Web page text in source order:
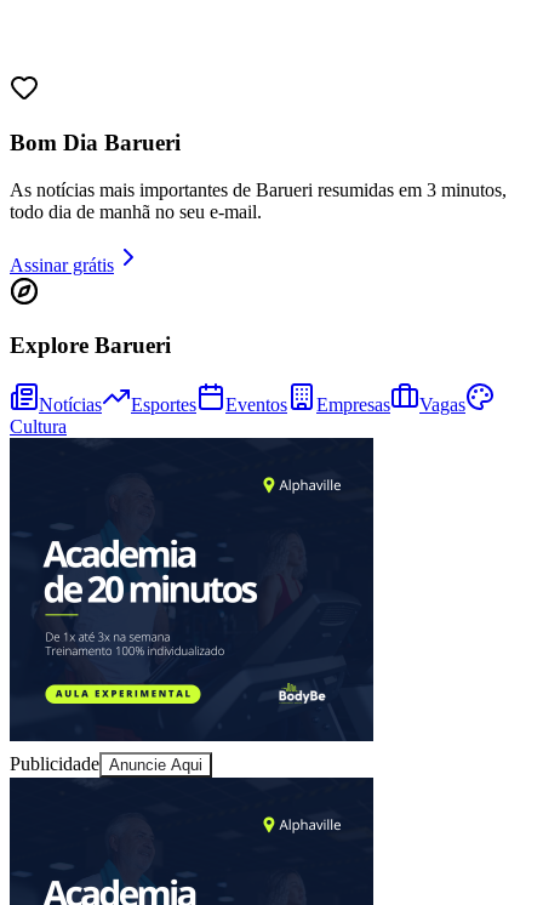
Fortaleza
Bom Dia Barueri
As notícias mais importantes de Barueri resumidas em 3 minutos,
todo dia de manhã no seu e-mail.
Assinar grátis
Explore Barueri
Notícias Esportes Eventos Empresas
Vagas
Cultura
Publicidade Anuncie Aqui